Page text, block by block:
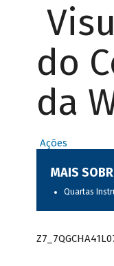
do
da
Ações
MAIS
Quartas